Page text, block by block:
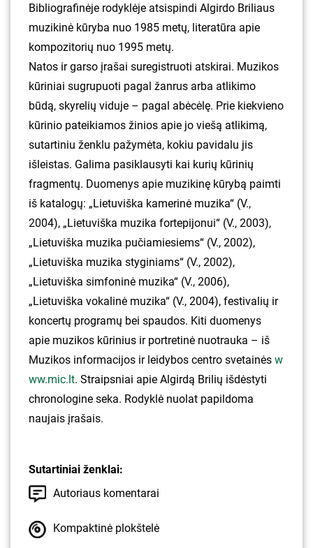
Bibliografinėje rodyklėje atsispindi Algirdo Briliaus
muzikinė kūryba nuo 1985 metų, literatūra apie
kompozitorių nuo 1995 metų.
Natos ir garso įrašai suregistruoti atskirai. Muzikos
kūriniai sugrupuoti pagal žanrus arba atlikimo
būdą, skyrelių viduje – pagal abėcėlę. Prie kiekvieno
kūrinio pateikiamos žinios apie jo viešą atlikimą,
sutartiniu ženklu pažymėta, kokiu pavidalu jis
išleistas. Galima pasiklausyti kai kurių kūrinių
fragmentų. Duomenys apie muzikinę kūrybą paimti
iš katalogų: „Lietuviška kamerinė muzika“ (V.,
2004), „Lietuviška muzika fortepijonui“ (V., 2003),
„Lietuviška muzika pučiamiesiems“ (V., 2002),
„Lietuviška muzika styginiams“ (V., 2002),
„Lietuviška simfoninė muzika“ (V., 2006),
„Lietuviška vokalinė muzika“ (V., 2004), festivalių ir
koncertų programų bei spaudos. Kiti duomenys
apie muzikos kūrinius ir portretinė nuotrauka – iš
Muzikos informacijos ir leidybos centro svetainės w
ww.mic.lt. Straipsniai apie Algirdą Brilių išdėstyti
chronologine seka. Rodyklė nuolat papildoma
naujais įrašais.
Sutartiniai ženklai:
Autoriaus komentarai
Kompaktinė plokštelė